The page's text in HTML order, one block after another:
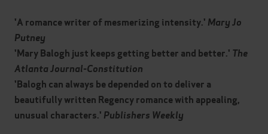
'A romance writer of mesmerizing intensity.' Mary Jo
Putney
'Mary Balogh just keeps getting better and better.' The
Atlanta Journal-Constitution
'Balogh can always be depended on to deliver a
beautifully written Regency romance with appealing,
unusual characters.' Publishers Weekly